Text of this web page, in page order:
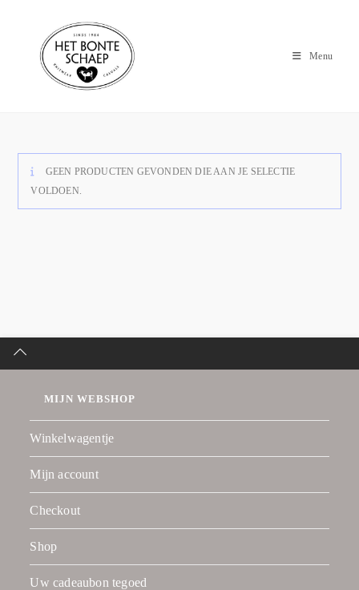
Menu
GEEN PRODUCTEN GEVONDEN DIE AAN JE SELECTIE
VOLDOEN.
MIJN WEBSHOP
Winkelwagentje
Mijn account
Checkout
Shop
Uw cadeaubon tegoed